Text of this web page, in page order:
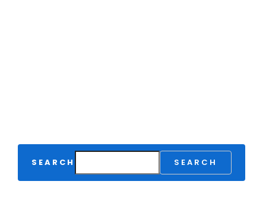
SEARCH SEARCH